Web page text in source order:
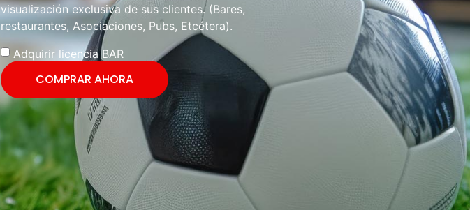
visualización exclusiva de sus clientes. (Bares,
restaurantes, Asociaciones, Pubs, Etcétera).
Adquirir licencia BAR
COMPRAR AHORA